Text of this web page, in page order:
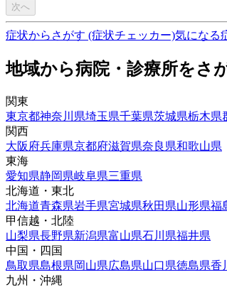
次へ
症状からさがす (症状チェッカー)気になる
地域から病院・診療所をさ
関東
東京都神奈川県埼玉県千葉県茨城県栃木県
関西
大阪府兵庫県京都府滋賀県奈良県和歌山県
東海
愛知県静岡県岐阜県三重県
北海道・東北
北海道青森県岩手県宮城県秋田県山形県福
甲信越・北陸
山梨県長野県新潟県富山県石川県福井県
中国・四国
鳥取県島根県岡山県広島県山口県徳島県香
九州・沖縄